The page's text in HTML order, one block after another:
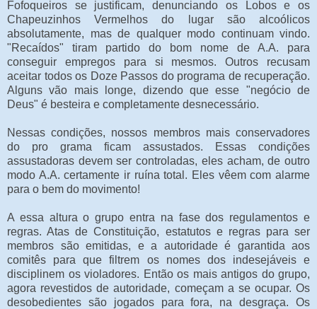
Fofoqueiros se justificam, denunciando os Lobos e os
Chapeuzinhos Vermelhos do lugar são alcoólicos
absolutamente, mas de qualquer modo continuam vindo.
"Recaídos" tiram partido do bom nome de A.A. para
conseguir empregos para si mesmos. Outros recusam
aceitar todos os Doze Passos do programa de recuperação.
Alguns vão mais longe, dizendo que esse "negócio de
Deus" é besteira e completamente desnecessário.
Nessas condições, nossos membros mais conservadores
do pro grama ficam assustados. Essas condições
assustadoras devem ser controladas, eles acham, de outro
modo A.A. certamente ir ruína total. Eles vêem com alarme
para o bem do movimento!
A essa altura o grupo entra na fase dos regulamentos e
regras. Atas de Constituição, estatutos e regras para ser
membros são emitidas, e a autoridade é garantida aos
comitês para que filtrem os nomes dos indesejáveis e
disciplinem os violadores. Então os mais antigos do grupo,
agora revestidos de autoridade, começam a se ocupar. Os
desobedientes são jogados para fora, na desgraça. Os